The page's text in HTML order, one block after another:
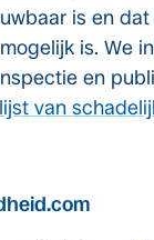
is en dat
is. We
en
lijst van